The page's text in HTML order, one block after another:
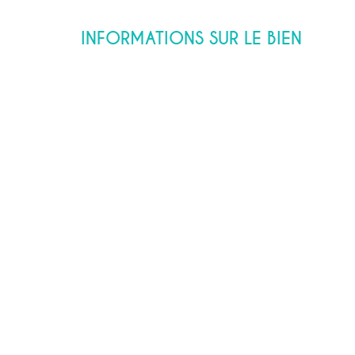
INFORMATIONS SUR LE BIEN